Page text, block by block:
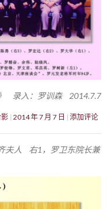
录入：罗训森 2014.7.7
2014 年 7 月 7 日 添加评论
夫人 右1，罗卫东院长兼